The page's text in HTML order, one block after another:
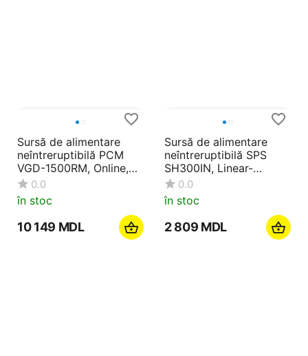
Sursă de alimentare
neîntreruptibilă PCM
VGD-1500RM, Online,
1500VA, Montare pe
rafturi
0.0
în stoc
10 149 MDL
Sursă de alimentare
neîntreruptibilă SPS
SH300IN, Linear-
interactiv, 300VA
0.0
în stoc
2 809 MDL